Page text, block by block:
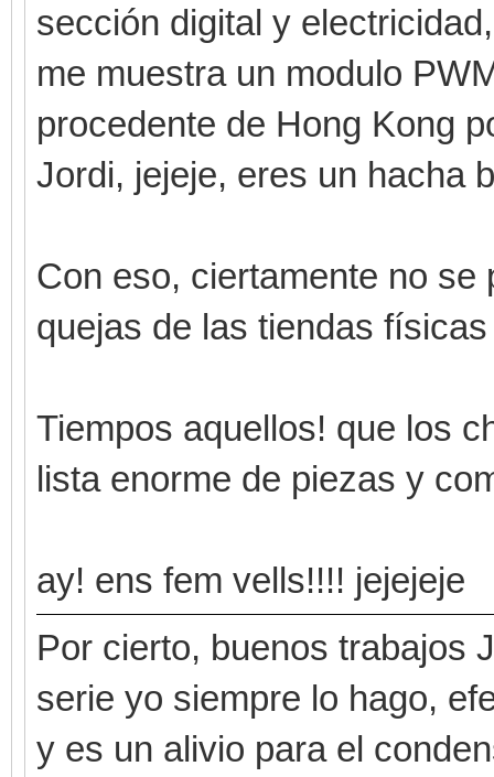
sección digital y
me muestra un modulo
procedente de Hong Kong
Jordi, jejeje, eres un hacha
Con eso, ciertamente no se
quejas de las tiendas
Tiempos aquellos! que los
lista enorme de piezas y
ay! ens fem vells!!!! jejejeje
Por cierto, buenos trabajos
serie yo siempre lo hago,
y es un alivio para el